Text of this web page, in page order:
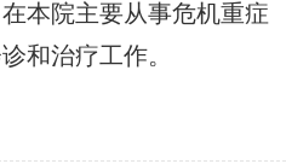
本院主要从事危机重症
和治疗工作。